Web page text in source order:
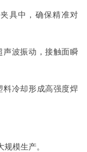
具中，确保精准对
声波振动，接触面瞬
料冷却形成高强度焊
模生产。